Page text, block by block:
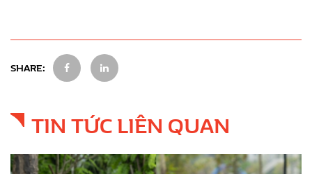
SHARE:
TIN TỨC LIÊN QUAN